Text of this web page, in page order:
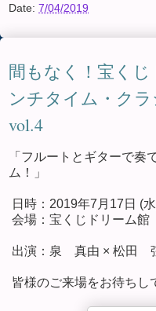
Date: 7/04/2019
間もなく！宝く
ンチタイム・ク
vol.4
「フルートとギターで奏
ム！」
日時：2019年7月17日 (
会場：宝くじドリーム館
出演：泉 真由 × 松田
皆様のご来場をお待ちし